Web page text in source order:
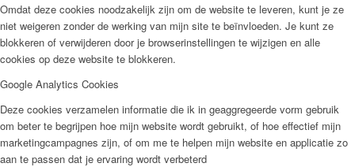
Omdat deze cookies noodzakelijk zijn om de website te leveren, kunt je ze
niet weigeren zonder de werking van mijn site te beïnvloeden. Je kunt ze
blokkeren of verwijderen door je browserinstellingen te wijzigen en alle
cookies op deze website te blokkeren.
Google Analytics Cookies
Deze cookies verzamelen informatie die ik in geaggregeerde vorm gebruik
om beter te begrijpen hoe mijn website wordt gebruikt, of hoe effectief mijn
marketingcampagnes zijn, of om me te helpen mijn website en applicatie zo
aan te passen dat je ervaring wordt verbeterd